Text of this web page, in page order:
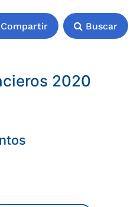
Compartir Buscar
2020